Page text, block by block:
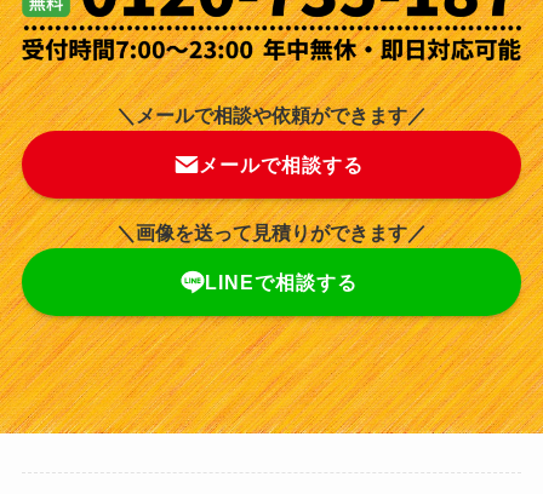
＼メールで相談や依頼ができます／
メールで相談する
＼画像を送って見積りができます／
LINEで相談する